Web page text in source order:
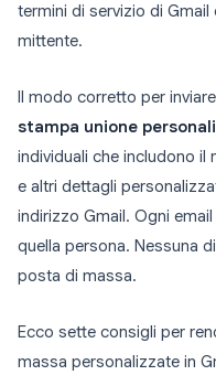
termini di servizio di
mittente.
Il modo corretto per
stampa unione
individuali che includono il
e altri dettagli
indirizzo Gmail. Ogni
quella persona. Nessuna
posta di massa.
Ecco sette consigli per
massa personalizzate in